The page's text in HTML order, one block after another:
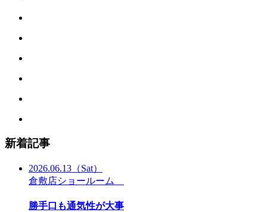
新着記事
2026.06.13 （Sat）
倉敷店ショールーム
勝手口も通気性が大事